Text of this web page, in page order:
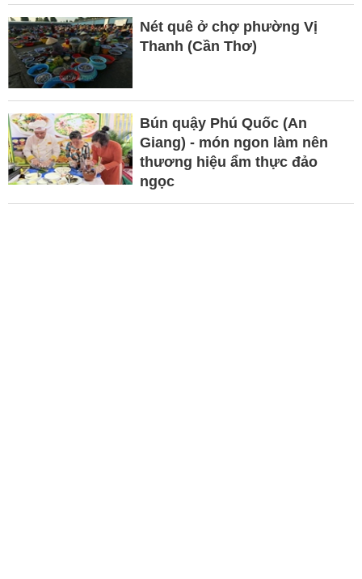
Nét quê ở chợ phường Vị
Thanh (Cần Thơ)
Bún quậy Phú Quốc (An
Giang) - món ngon làm nên
thương hiệu ẩm thực đảo
ngọc